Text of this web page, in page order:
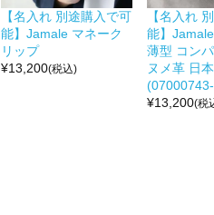
【名入れ 別途購入で可
能】Jamale マネーク
リップ
¥13,200(税込)
【名入れ
能】
薄型 コン
ヌメ革 日
¥13,200(税